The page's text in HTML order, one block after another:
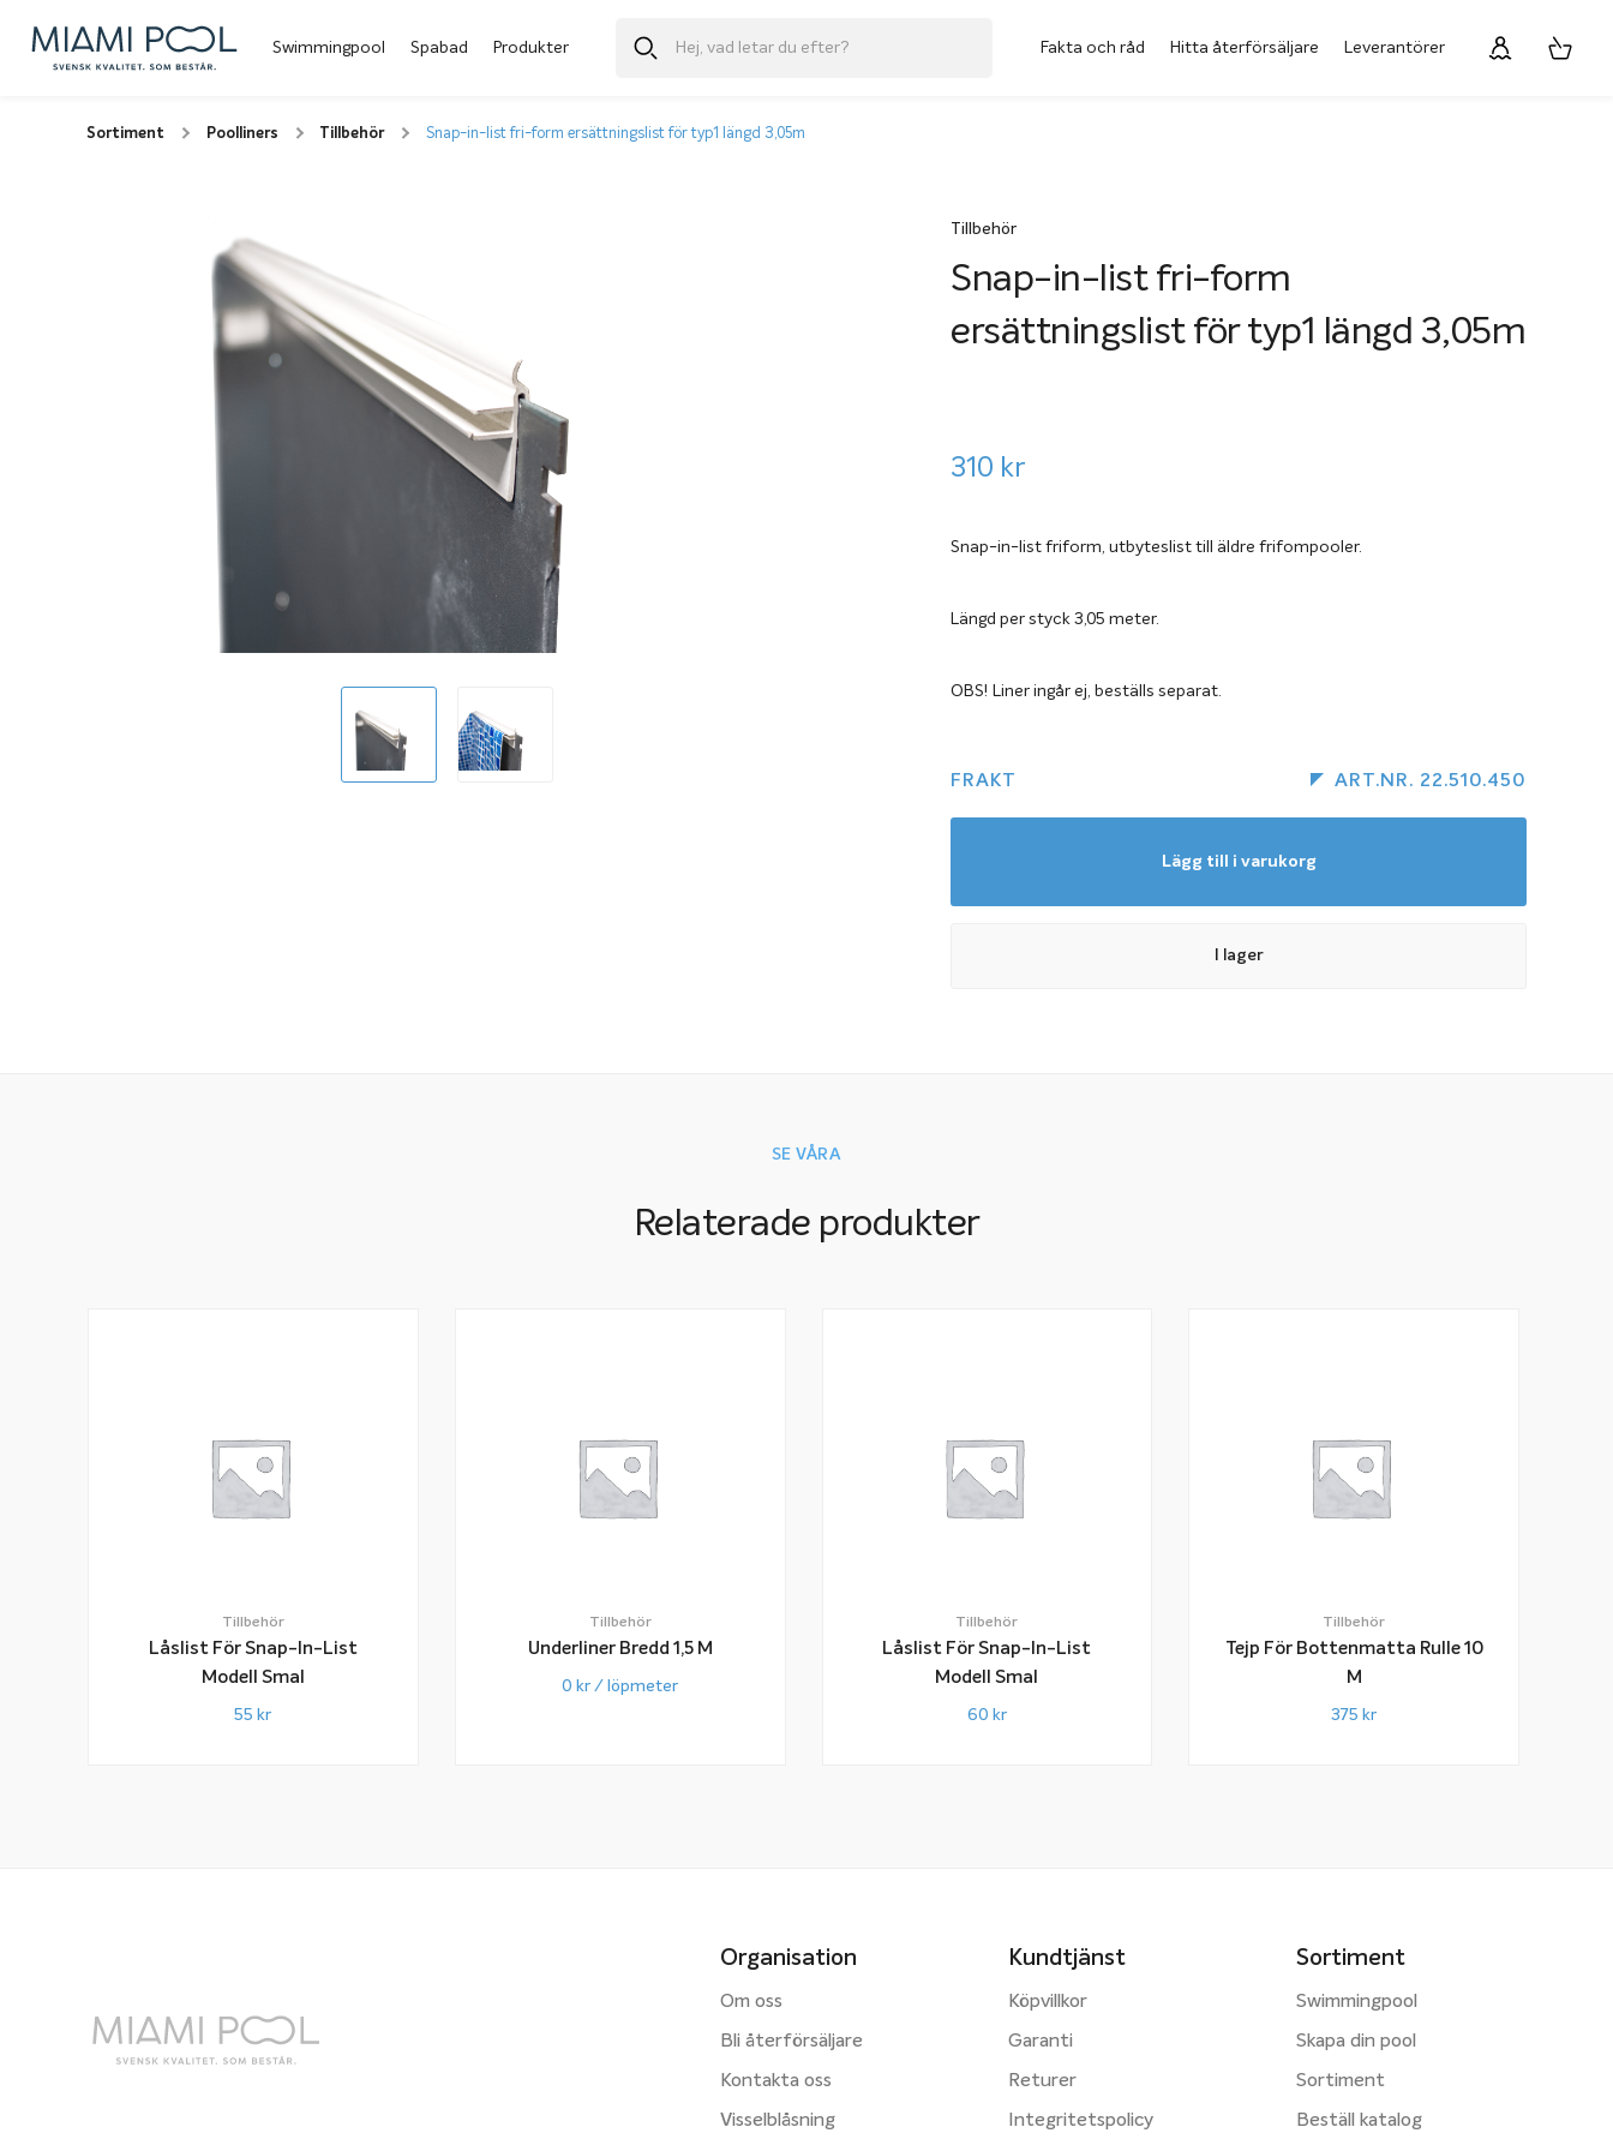
Swimmingpool Spabad Produkter Fakta och råd Hitta återförsäljare Leverantörer
Sortiment Poolliners Tillbehör Snap-in-list fri-form ersättningslist för typ1 längd 3,05m
Tillbehör
Snap-in-list fri-form
ersättningslist för typ1 längd 3,05m
310 kr
Snap-in-list friform, utbyteslist till äldre frifompooler.
Längd per styck 3,05 meter.
OBS! Liner ingår ej, beställs separat.
FRAKT ART.NR. 22.510.450
Lägg till i varukorg
I lager
SE VÅRA
Relaterade produkter
Tillbehör
Låslist För Snap-In-List
Modell Smal
55 kr
Tillbehör
Underliner Bredd 1,5 M
0 kr / löpmeter
Tillbehör
Låslist För Snap-In-List
Modell Smal
60 kr
Tillbehör
Tejp För Bottenmatta Rulle 10
M
375 kr
Sortiment
Swimmingpool
Skapa din pool
Sortiment
Beställ katalog
Kundtjänst
Köpvillkor
Garanti
Returer
Integritetspolicy
Organisation
Om oss
Bli återförsäljare
Kontakta oss
Visselblåsning